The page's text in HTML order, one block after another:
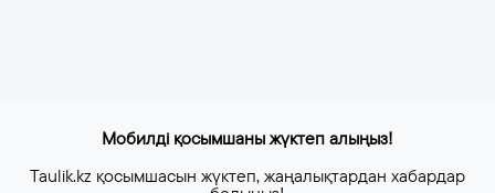
Мобилді қосымшаны жүктеп алыңыз!
Taulik.kz қосымшасын жүктеп, жаңалықтардан хабардар